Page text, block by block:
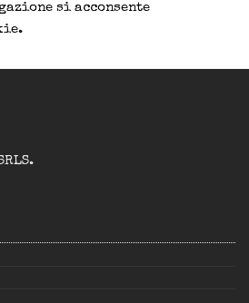
si acconsente